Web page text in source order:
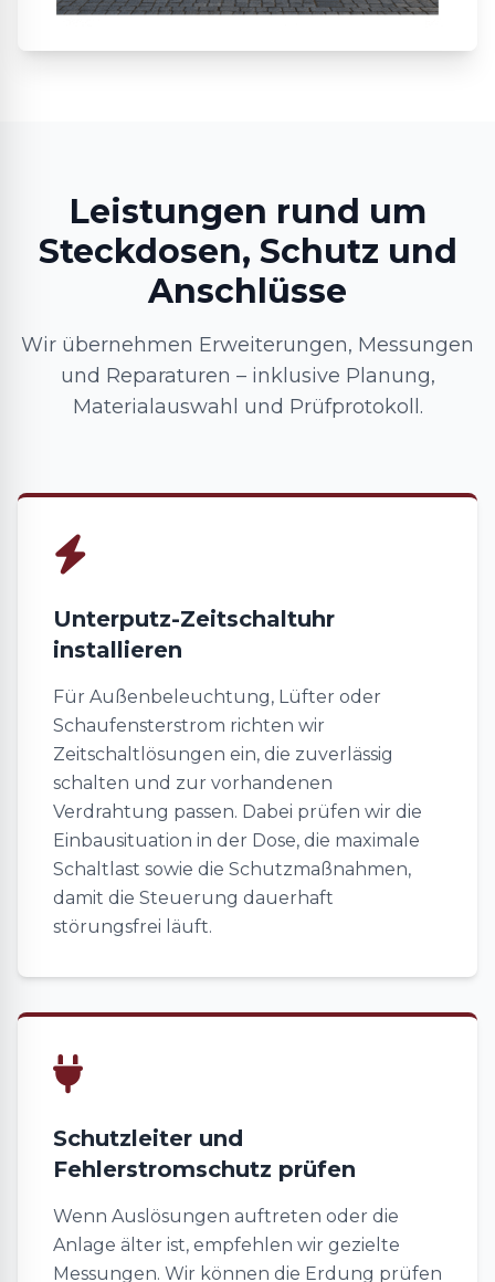
Leistungen rund um
Steckdosen, Schutz und
Anschlüsse
Wir übernehmen Erweiterungen, Messungen
und Reparaturen – inklusive Planung,
Materialauswahl und Prüfprotokoll.
Unterputz-Zeitschaltuhr
installieren
Für Außenbeleuchtung, Lüfter oder
Schaufensterstrom richten wir
Zeitschaltlösungen ein, die zuverlässig
schalten und zur vorhandenen
Verdrahtung passen. Dabei prüfen wir die
Einbausituation in der Dose, die maximale
Schaltlast sowie die Schutzmaßnahmen,
damit die Steuerung dauerhaft
störungsfrei läuft.
Schutzleiter und
Fehlerstromschutz prüfen
Wenn Auslösungen auftreten oder die
Anlage älter ist, empfehlen wir gezielte
Messungen. Wir können die Erdung prüfen